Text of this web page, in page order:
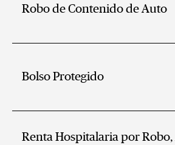
Robo de Contenido de Auto
Bolso Protegido
Renta Hospitalaria por Robo,